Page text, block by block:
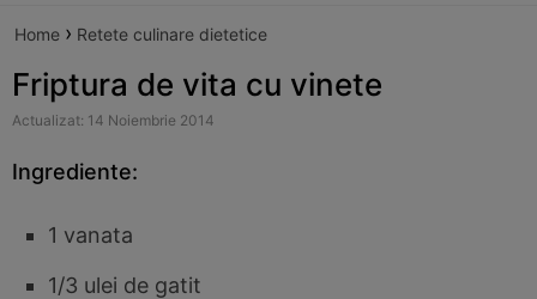
Home › Retete culinare dietetice
Friptura de vita cu vinete
Actualizat: 14 Noiembrie 2014
Ingrediente:
1 vanata
1/3 ulei de gatit